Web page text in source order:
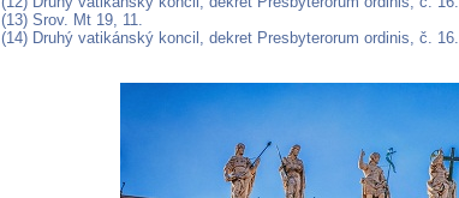
(13) Srov. Mt 19, 11.
(14) Druhý vatikánský koncil, dekret Presbyterorum ordinis, č. 16.